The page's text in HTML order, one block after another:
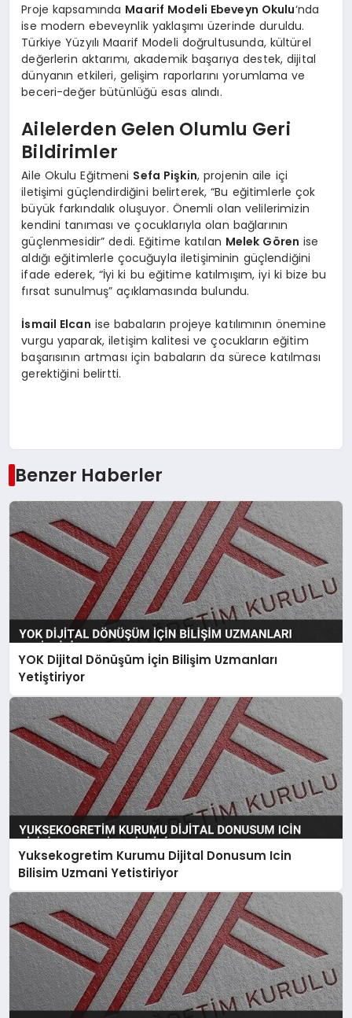
Proje kapsamında Maarif Modeli Ebeveyn Okulu‘nda
ise modern ebeveynlik yaklaşımı üzerinde duruldu.
Türkiye Yüzyılı Maarif Modeli doğrultusunda, kültürel
değerlerin aktarımı, akademik başarıya destek, dijital
dünyanın etkileri, gelişim raporlarını yorumlama ve
beceri-değer bütünlüğü esas alındı.
Ailelerden Gelen Olumlu Geri
Bildirimler
Aile Okulu Eğitmeni Sefa Pişkin, projenin aile içi
iletişimi güçlendirdiğini belirterek, “Bu eğitimlerle çok
büyük farkındalık oluşuyor. Önemli olan velilerimizin
kendini tanıması ve çocuklarıyla olan bağlarının
güçlenmesidir” dedi. Eğitime katılan Melek Gören ise
aldığı eğitimlerle çocuğuyla iletişiminin güçlendiğini
ifade ederek, “İyi ki bu eğitime katılmışım, iyi ki bize bu
fırsat sunulmuş” açıklamasında bulundu.
İsmail Elcan ise babaların projeye katılımının önemine
vurgu yaparak, iletişim kalitesi ve çocukların eğitim
başarısının artması için babaların da sürece katılması
gerektiğini belirtti.
Benzer Haberler
YOK Dijital Dönüşüm İçin Bilişim Uzmanları
Yetiştiriyor
Yuksekogretim Kurumu Dijital Donusum Icin
Bilisim Uzmani Yetistiriyor